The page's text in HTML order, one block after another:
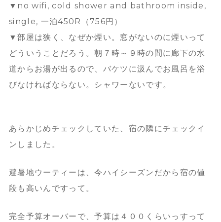
▼no wifi, cold shower and bathroom inside,
single, 一泊450R（756円）
▼部屋は狭く、なぜか煙い。窓がないのに煙いって
どういうことだろう。朝７時～９時の間に廊下の水
道からお湯が出るので、バケツに汲んでお風呂を浴
びなければならない。シャワーないです。
あらかじめチェックしていた、宿の隣にチェックイ
ンしました。
避暑地ウーティーは、今ハイシーズンだから宿の値
段も高いんですって。
完全予算オーバーで、予算は４００くらいっすって